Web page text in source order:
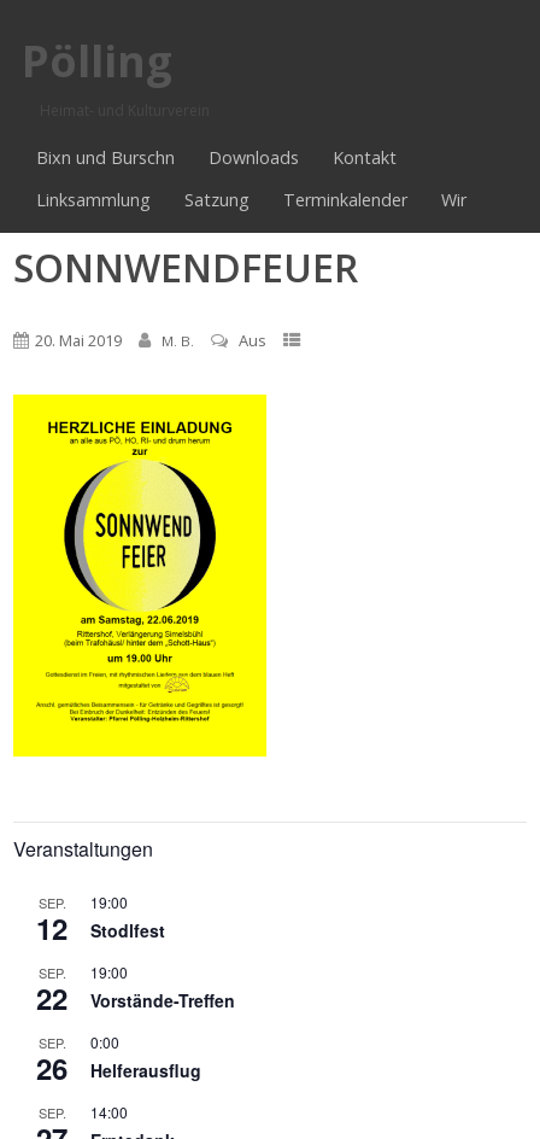
Pölling
Bixn und Burschn Downloads
Kontakt
Linksammlung
Satzung Terminkalender Wir
SONNWENDFEUER
20. Mai 2019 M. B. Aus
Veranstaltungen
SEP.
12
19:00
Stodlfest
SEP.
22
19:00
Vorstände-Treffen
SEP.
26
0:00
Helferausflug
SEP. 14:00